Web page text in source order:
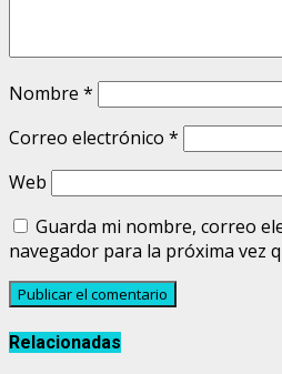
Nombre *
Correo electrónico *
Web
Guarda mi nombre, correo
navegador para la próxima vez
Relacionadas